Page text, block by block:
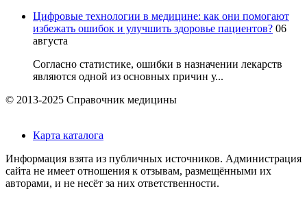
Цифровые технологии в медицине: как они помогают
избежать ошибок и улучшить здоровье пациентов? 06
августа
Согласно статистике, ошибки в назначении лекарств
являются одной из основных причин у...
© 2013-2025 Справочник медицины
Карта каталога
Информация взята из публичных источников. Администрация
сайта не имеет отношения к отзывам, размещёнными их
авторами, и не несёт за них ответственности.